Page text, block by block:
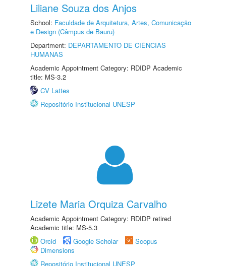
Liliane Souza dos Anjos
School: Faculdade de Arquitetura, Artes, Comunicação
e Design (Câmpus de Bauru)
Department: DEPARTAMENTO DE CIÊNCIAS
HUMANAS
Academic Appointment Category: RDIDP Academic
title: MS-3.2
CV Lattes
Repositório Institucional UNESP
Lizete Maria Orquiza Carvalho
Academic Appointment Category: RDIDP retired
Academic title: MS-5.3
Orcid
Google Scholar
Scopus
Dimensions
Repositório Institucional UNESP